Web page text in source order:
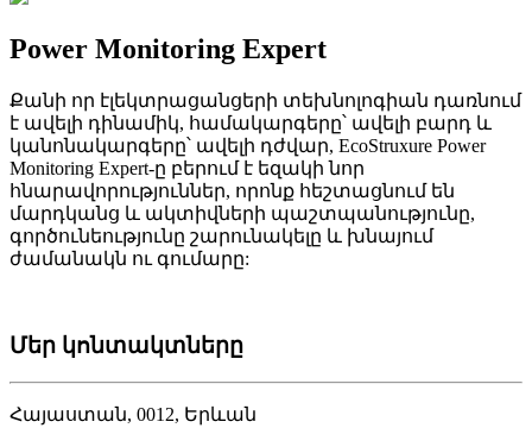
Power Monitoring Expert
Քանի որ էլեկտրացանցերի տեխնոլոգիան դառնում
է ավելի դինամիկ, համակարգերը՝ ավելի բարդ և
կանոնակարգերը՝ ավելի դժվար, EcoStruxure Power
Monitoring Expert-ը բերում է եզակի նոր
հնարավորություններ, որոնք հեշտացնում են
մարդկանց և ակտիվների պաշտպանությունը,
գործունեությունը շարունակելը և խնայում
ժամանակն ու գումարը:
Մեր կոնտակտները
Հայաստան, 0012, Երևան